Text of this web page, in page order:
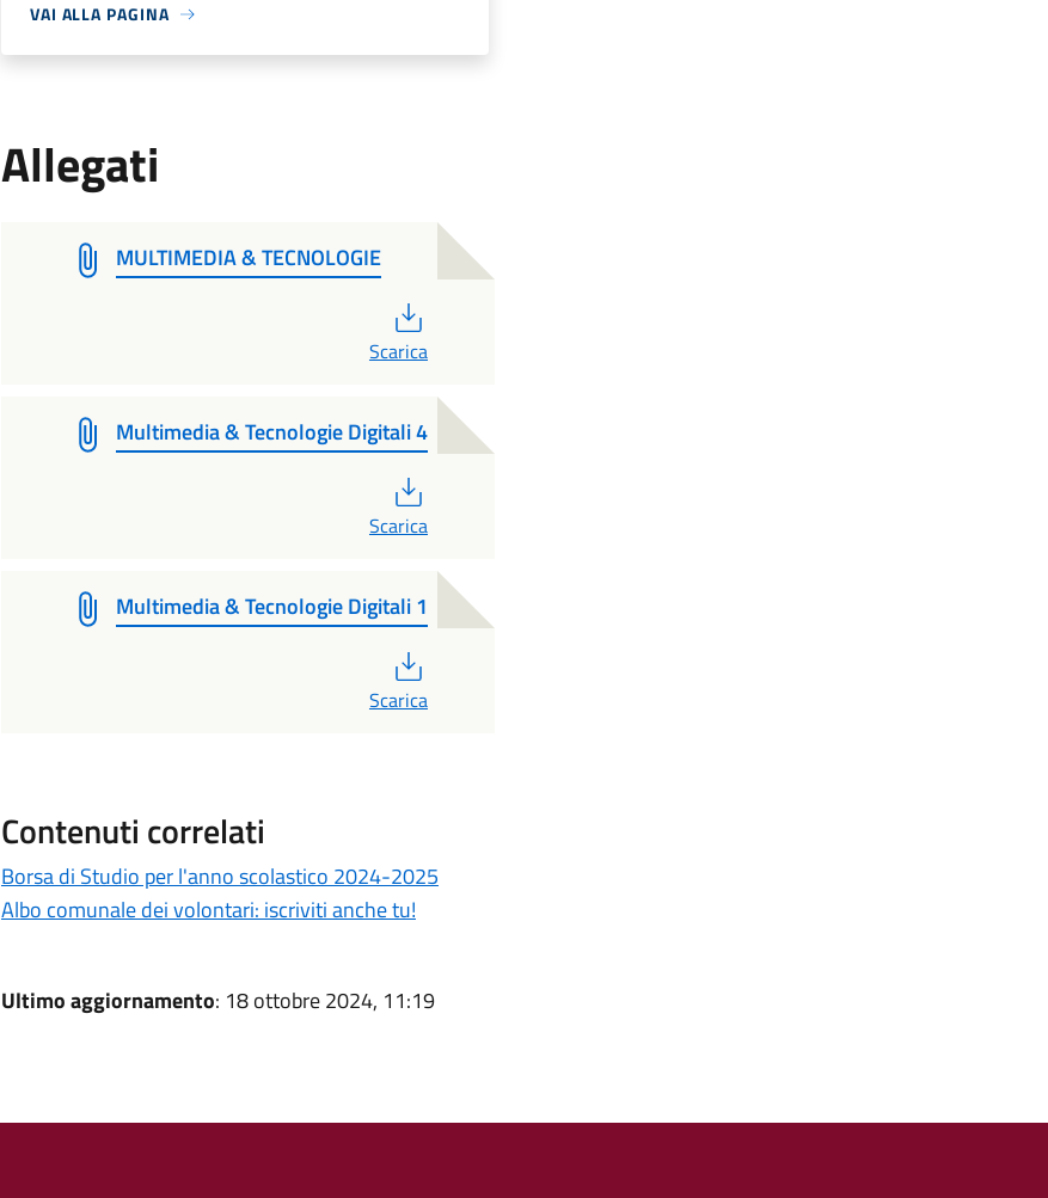
VAI ALLA PAGINA
Allegati
MULTIMEDIA & TECNOLOGIE
Scarica
Multimedia & Tecnologie Digitali 4
Scarica
Multimedia & Tecnologie Digitali 1
Scarica
Contenuti correlati
Borsa di Studio per l'anno scolastico 2024-2025
Albo comunale dei volontari: iscriviti anche tu!
Ultimo aggiornamento: 18 ottobre 2024, 11:19